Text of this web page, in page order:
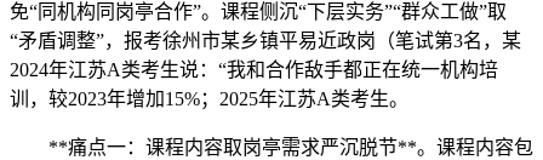
免“同机构同岗亭合作”。课程侧沉“下层实务”“群众工做”取
“矛盾调整”，报考徐州市某乡镇平易近政岗（笔试第3名，某
2024年江苏A类考生说：“我和合作敌手都正在统一机构培
训，较2023年增加15%；2025年江苏A类考生。
**痛点一：课程内容取岗亭需求严沉脱节**。课程内容包